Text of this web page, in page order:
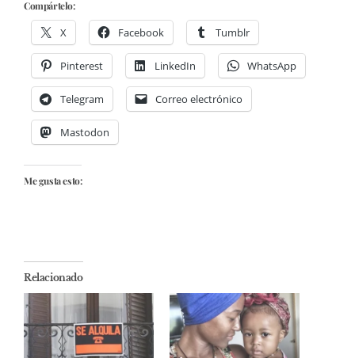
Compártelo:
X Facebook Tumblr
Pinterest LinkedIn WhatsApp
Telegram Correo electrónico
Mastodon
Me gusta esto:
Relacionado